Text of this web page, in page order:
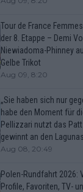
Tour de France
der 8. Etappe – Demi
Niewiadoma-Phinney
Gelbe Trikot
Aug 09, 8:20
„Sie haben sich nur
habe den Moment für
Pellizzari nutzt das
gewinnt an den
Aug 08, 20:49
Polen-Rundfahrt 2026:
Profile, Favoriten, TV-